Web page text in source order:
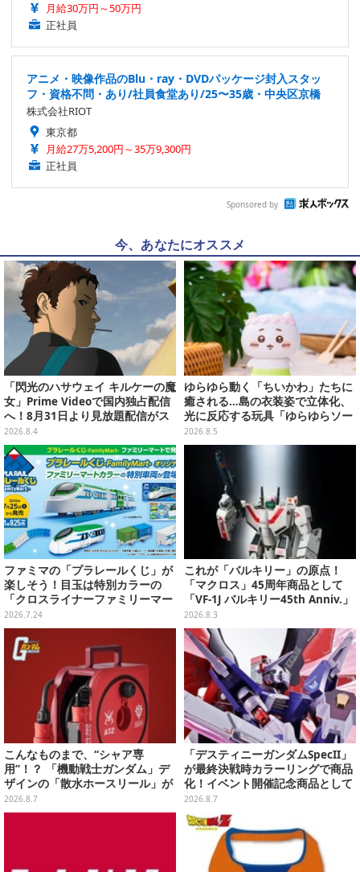
月給30万円～50万円
正社員
アニメ・映像作品のBlu・ray・DVDパッケージ封入スタッ
フ・資格不問・あり/社員食堂あり/25〜35歳・中央区京橋
株式会社RIOT
東京都
月給27万5,200円～35万9,300円
正社員
Sponsored by
今、あなたにオススメ
「閃光のハサウェイ キルケーの魔
女」Prime Videoで国内独占配信
へ！8月31日より見放題配信がス
タート
2026.8.4
ゆらゆら動く「ちいかわ」たちに
癒される…島の衣装姿で立体化、
光に反応する玩具「ゆらゆらソー
ラー」全8種が全国アミューズメ
ント施設にて展開
2026.8.5
ファミマの「プラレールくじ」が
楽しそう！目玉は特別カラーの
「クロスライナーファミリーマー
ト号」、その他ライナップも注目
2026.7.24
これが「バルキリー」の原点！
「マクロス」45周年商品として
「VF-1J バルキリー45th Anniv.」
が予約開始
2026.8.3
こんなものまで、“シャア専
用”！？ 「機動戦士ガンダム」デ
ザインの「散水ホースリール」が
予約開始ーあえて存在感を放つ赤
さ
2026.8.7
「デスティニーガンダムSpecII」
が最終決戦時カラーリングで商品
化！イベント開催記念商品として
METAL ROBOT魂に新登場
2026.8.7